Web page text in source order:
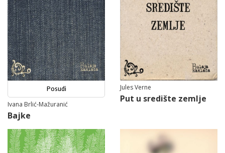
Posudi
Ivana Brlić-Mažuranić
Bajke
Jules Verne
Put u središte zemlje